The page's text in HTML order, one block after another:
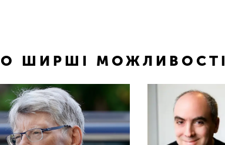
ШИРШІ МОЖЛИВОСТІ